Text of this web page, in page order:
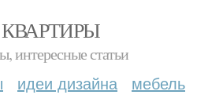
интересные статьи
идеи дизайна мебель